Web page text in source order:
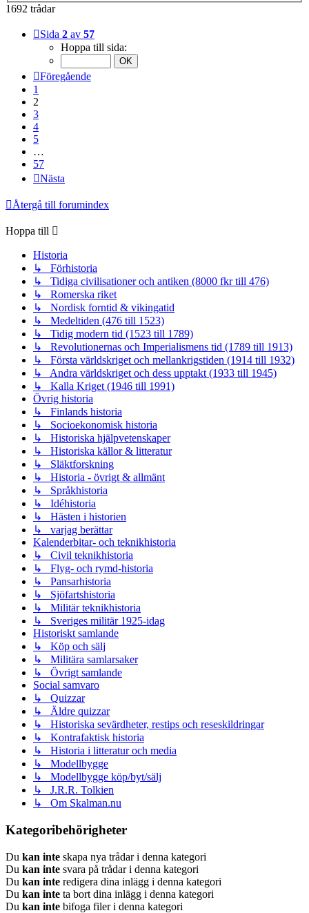
1692 trådar
Sida 2 av 57
Hoppa till sida:
Föregående
1
2
3
4
5
…
57
Nästa
Återgå till forumindex
Hoppa till
Historia
↳ Förhistoria
↳ Tidiga civilisationer och antiken (8000 fkr till 476)
↳ Romerska riket
↳ Nordisk forntid & vikingatid
↳ Medeltiden (476 till 1523)
↳ Tidig modern tid (1523 till 1789)
↳ Revolutionernas och Imperialismens tid (1789 till 1913)
↳ Första världskriget och mellankrigstiden (1914 till 1932)
↳ Andra världskriget och dess upptakt (1933 till 1945)
↳ Kalla Kriget (1946 till 1991)
Övrig historia
↳ Finlands historia
↳ Socioekonomisk historia
↳ Historiska hjälpvetenskaper
↳ Historiska källor & litteratur
↳ Släktforskning
↳ Historia - övrigt & allmänt
↳ Språkhistoria
↳ Idéhistoria
↳ Hästen i historien
↳ varjag berättar
Kalenderbitar- och teknikhistoria
↳ Civil teknikhistoria
↳ Flyg- och rymd-historia
↳ Pansarhistoria
↳ Sjöfartshistoria
↳ Militär teknikhistoria
↳ Sveriges militär 1925-idag
Historiskt samlande
↳ Köp och sälj
↳ Militära samlarsaker
↳ Övrigt samlande
Social samvaro
↳ Quizzar
↳ Äldre quizzar
↳ Historiska sevärdheter, restips och reseskildringar
↳ Kontrafaktisk historia
↳ Historia i litteratur och media
↳ Modellbygge
↳ Modellbygge köp/byt/sälj
↳ J.R.R. Tolkien
↳ Om Skalman.nu
Kategoribehörigheter
Du kan inte skapa nya trådar i denna kategori
Du kan inte svara på trådar i denna kategori
Du kan inte redigera dina inlägg i denna kategori
Du kan inte ta bort dina inlägg i denna kategori
Du kan inte bifoga filer i denna kategori